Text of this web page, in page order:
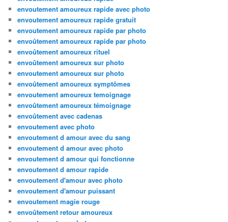
envoutement amoureux rapide avec photo
envoutement amoureux rapide gratuit
envoutement amoureux rapide par photo
envoûtement amoureux rapide par photo
envoûtement amoureux rituel
envoûtement amoureux sur photo
envoutement amoureux sur photo
envoûtement amoureux symptômes
envoutement amoureux temoignage
envoûtement amoureux témoignage
envoûtement avec cadenas
envoutement avec photo
envoutement d amour avec du sang
envoutement d amour avec photo
envoutement d amour qui fonctionne
envoutement d amour rapide
envoutement d'amour avec photo
envoutement d'amour puissant
envoutement magie rouge
envoûtement retour amoureux